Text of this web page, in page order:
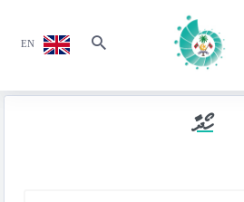
EN
ހޯދާ